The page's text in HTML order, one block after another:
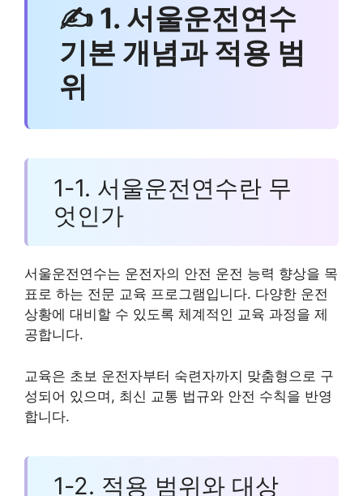
✍ 1. 서울운전연수
기본 개념과 적용 범
위
1-1. 서울운전연수란 무
엇인가
서울운전연수는 운전자의 안전 운전 능력 향상을 목
표로 하는 전문 교육 프로그램입니다. 다양한 운전
상황에 대비할 수 있도록 체계적인 교육 과정을 제
공합니다.
교육은 초보 운전자부터 숙련자까지 맞춤형으로 구
성되어 있으며, 최신 교통 법규와 안전 수칙을 반영
합니다.
1-2. 적용 범위와 대상